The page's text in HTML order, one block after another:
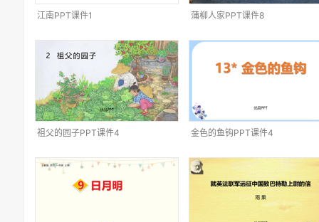
江南PPT课件1 蒲柳人家PPT课件8
祖父的园子PPT课件4 金色的鱼钩PPT课件4